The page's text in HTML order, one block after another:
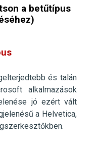
a betűtípus
és talán
alkalmazások
jó ezért vált
a Helvetica,